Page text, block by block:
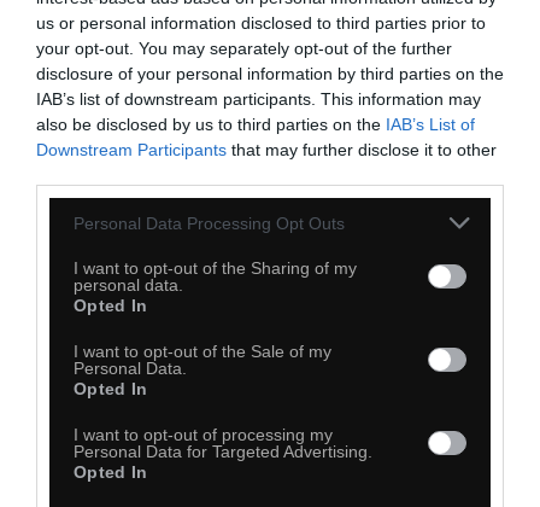
us or personal information disclosed to third parties prior to
your opt-out. You may separately opt-out of the further
disclosure of your personal information by third parties on the
IAB’s list of downstream participants. This information may
also be disclosed by us to third parties on the IAB’s List of
Downstream Participants that may further disclose it to other
Personal Data Processing Opt Outs
I want to opt-out of the Sharing of my
personal data.
Opted In
I want to opt-out of the Sale of my
Personal Data.
Opted In
I want to opt-out of processing my
Personal Data for Targeted Advertising.
Opted In
Tak było